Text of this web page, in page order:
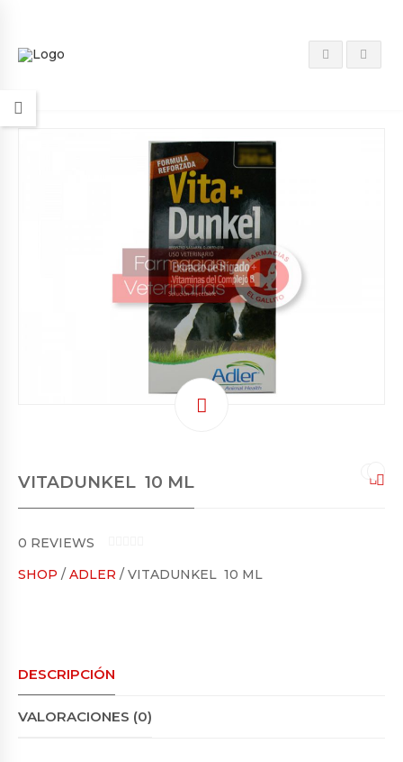
VITADUNKEL 10 ML
0 REVIEWS
O
SHOP / ADLER / VITADUNKEL 10 ML
DESCRIPCIÓN
VALORACIONES (0)